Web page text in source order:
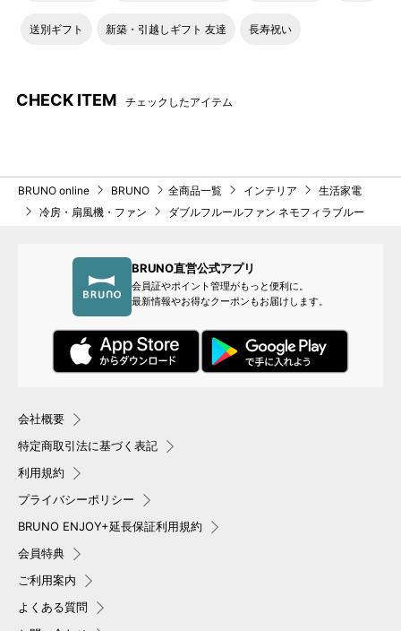
送別ギフト 新築・引越しギフト 友達 長寿祝い
CHECK ITEM チェックしたアイテム
BRUNO online BRUNO 全商品一覧 インテリア
生活家電
冷房・扇風機・ファン
ダブルフルールファン ネモフィラブルー
BRUNO直営公式アプリ
会員証やポイント管理がもっと便利に。
最新情報やお得なクーポンもお届けします。
会社概要
特定商取引法に基づく表記
利用規約
プライバシーポリシー
BRUNO ENJOY+延長保証利用規約
会員特典
ご利用案内
よくある質問